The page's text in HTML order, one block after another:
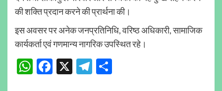
की शक्ति प्रदान करने की प्रार्थना की।
इस अवसर पर अनेक जनप्रतिनिधि, वरिष्ठ अधिकारी, सामाजिक
कार्यकर्ता एवं गणमान्य नागरिक उपस्थित रहे।
WhatsApp
Facebook
X Telegram